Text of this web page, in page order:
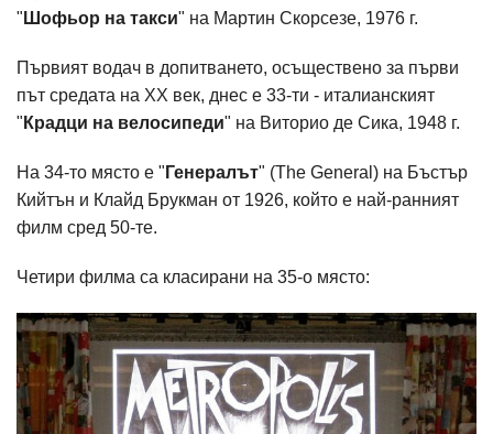
" Шофьор на такси" на Мартин Скорсезе, 1976 г.
Първият водач в допитването, осъществено за първи
път средата на ХХ век, днес е 33-ти - италианският
" Крадци на велосипеди" на Виторио де Сика, 1948 г.
На 34-то място е " Генералът" (The General) на Бъстър
Кийтън и Клайд Брукман от 1926, който е най-ранният
филм сред 50-те.
Четири филма са класирани на 35-о място: